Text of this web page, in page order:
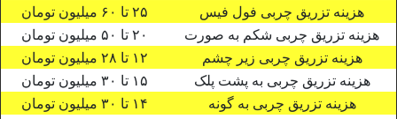
هزینه تزریق چربی فول فیس
۲۵ تا ۶۰ میلیون تومان
هزینه تزریق چربی شکم به صورت
۲۰ تا ۵۰ میلیون تومان
هزینه تزریق چربی زیر چشم
۱۲ تا ۲۸ میلیون تومان
هزینه تزریق چربی به پشت پلک
۱۵ تا ۳۰ میلیون تومان
هزینه تزریق چربی به گونه
۱۴ تا ۳۰ میلیون تومان